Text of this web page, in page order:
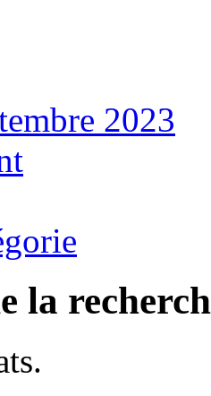
2023
la